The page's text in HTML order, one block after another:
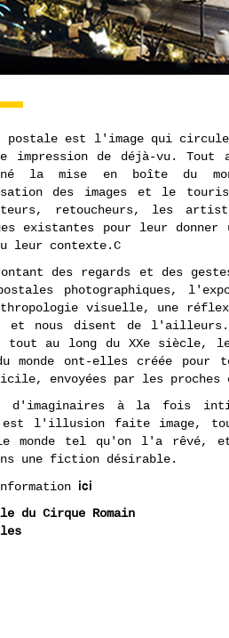
postale est l'image qui circule
impression de déjà-vu.
la mise en boîte du
des images et le
retoucheurs, les
existantes pour leur
leur contexte.C
des regards et des
photographiques,
visuelle, une
et nous disent de
tout au long du XXe siècle,
monde ont-elles créée pour
envoyées par les
d'imaginaires à la fois
est l'illusion faite image,
monde tel qu'on l'a rêvé,
une fiction désirable.
ici
du Cirque Romain